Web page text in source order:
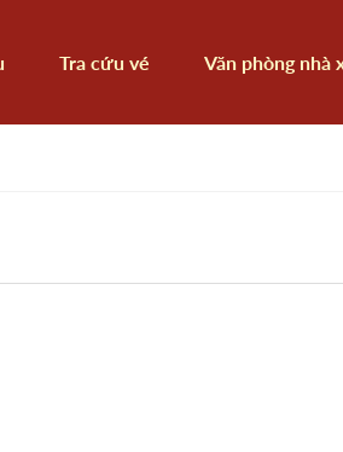
Tra cứu vé Văn phòng nhà